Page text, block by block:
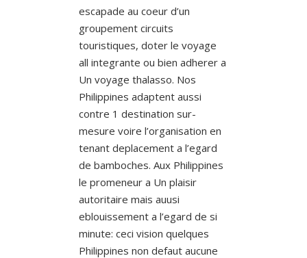
escapade au coeur d’un
groupement circuits
touristiques, doter le voyage
all integrante ou bien adherer a
Un voyage thalasso. Nos
Philippines adaptent aussi
contre 1 destination sur-
mesure voire l’organisation en
tenant deplacement a l’egard
de bamboches. Aux Philippines
le promeneur a Un plaisir
autoritaire mais auusi
eblouissement a l’egard de si
minute: ceci vision quelques
Philippines non defaut aucune